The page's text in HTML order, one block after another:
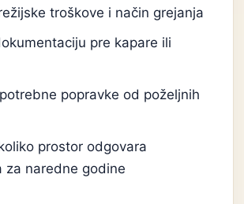
troškove i način grejanja
pre kapare ili
popravke od poželjnih
prostor odgovara
za naredne godine